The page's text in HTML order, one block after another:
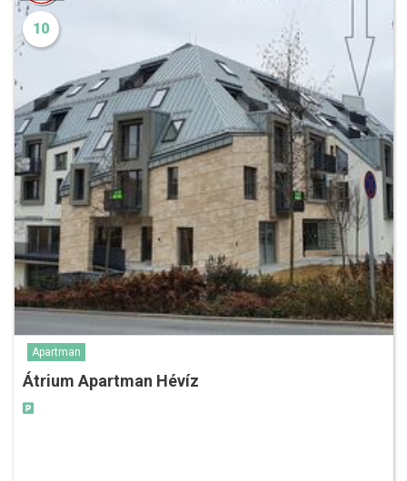
10
Apartman
Átrium Apartman Hévíz